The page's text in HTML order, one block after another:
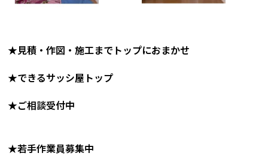
★見積・作図・施工までトップにおまかせ
★できるサッシ屋トップ
★ご相談受付中
★若手作業員募集中